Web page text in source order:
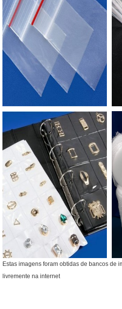
Estas imagens foram obtidas de bancos de
livremente na internet